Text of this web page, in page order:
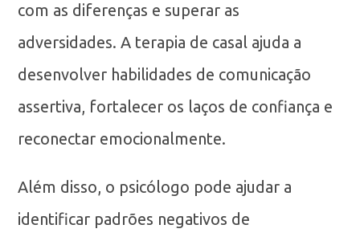
com as diferenças e superar as
adversidades. A terapia de casal ajuda a
desenvolver habilidades de comunicação
assertiva, fortalecer os laços de confiança e
reconectar emocionalmente.
Além disso, o psicólogo pode ajudar a
identificar padrões negativos de